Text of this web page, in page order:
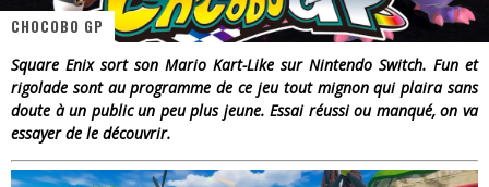
« Dr Wertham / L’homme qui étudia les tueurs en série » - Un Métier à Risque !
Assassin's Creed Black Flag Resynced
« Le Vent dand les Saules » - Une Belle Histoire !
« Damn Them All » - Un duo de Choc !
CHOCOBO GP
Square Enix sort son Mario Kart-Like sur Nintendo Switch. Fun et
rigolade sont au programme de ce jeu tout mignon qui plaira sans
doute à un public un peu plus jeune. Essai réussi ou manqué, on va
essayer de le découvrir.